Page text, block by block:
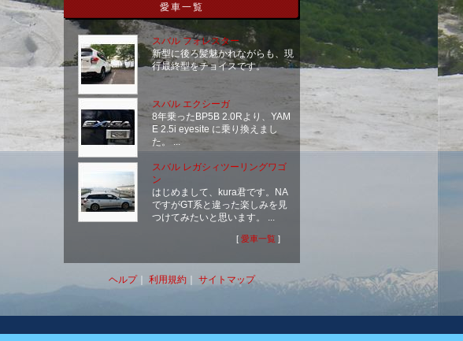
愛車一覧
スバル フォレスター
新型に後ろ髪魅かれながらも、現
行最終型をチョイスです。
スバル エクシーガ
8年乗ったBP5B 2.0Rより、YAM
E 2.5i eyesite に乗り換えまし
た。 ...
スバル レガシィツーリングワゴ
ン
はじめまして、kura君です。NA
ですがGT系と違った楽しみを見
つけてみたいと思います。 ...
[ 愛車一覧 ]
ヘルプ｜ 利用規約 サイトマップ